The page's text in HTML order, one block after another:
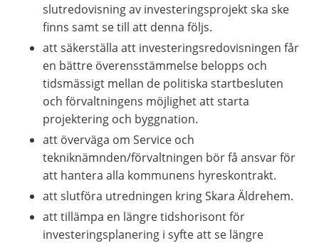
slutredovisning av investeringsprojekt ska ske
finns samt se till att denna följs.
att säkerställa att investeringsredovisningen får
en bättre överensstämmelse belopps och
tidsmässigt mellan de politiska startbesluten
och förvaltningens möjlighet att starta
projektering och byggnation.
att överväga om Service och
tekniknämnden/förvaltningen bör få ansvar för
att hantera alla kommunens hyreskontrakt.
att slutföra utredningen kring Skara Äldrehem.
att tillämpa en längre tidshorisont för
investeringsplanering i syfte att se längre